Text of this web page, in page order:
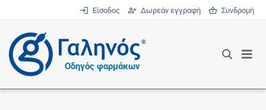
Είσοδος Δωρεάν εγγραφή Συνδρομή
®
Οδηγός φαρμάκων